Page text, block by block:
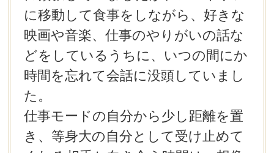
に移動して食事をしながら、好きな
映画や音楽、仕事のやりがいの話な
どをしているうちに、いつの間にか
時間を忘れて会話に没頭していまし
た。
仕事モードの自分から少し距離を置
き、等身大の自分として受け止めて